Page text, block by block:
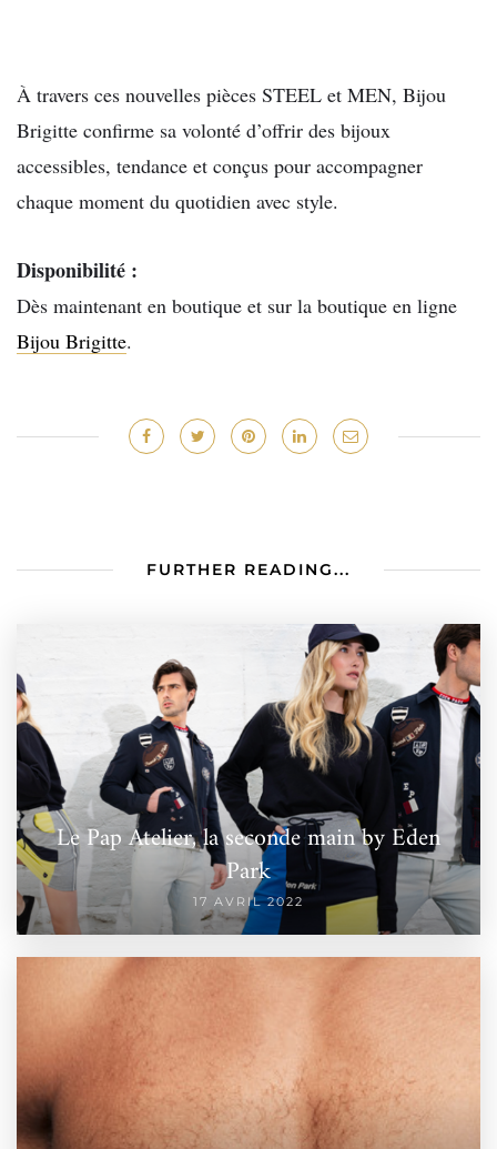
À travers ces nouvelles pièces STEEL et MEN, Bijou
Brigitte confirme sa volonté d’offrir des bijoux
accessibles, tendance et conçus pour accompagner
chaque moment du quotidien avec style.
Disponibilité :
Dès maintenant en boutique et sur la boutique en ligne
Bijou Brigitte.
FURTHER READING...
Le Pap Atelier, la seconde main by Eden
Park
17 AVRIL 2022